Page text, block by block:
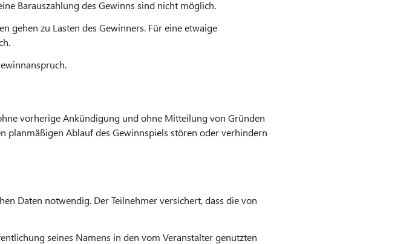
Barauszahlung des Gewinns sind nicht möglich.
gehen zu Lasten des Gewinners. Für eine etwaige
vorherige Ankündigung und ohne Mitteilung von Gründen
planmäßigen Ablauf des Gewinnspiels stören oder verhindern
Daten notwendig. Der Teilnehmer versichert, dass die von
seines Namens in den vom Veranstalter genutzten